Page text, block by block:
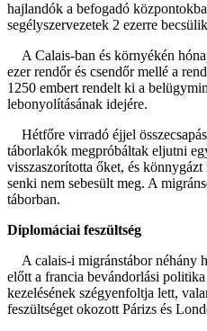
hajlandók a befogadó
segélyszervezetek 2 ezerre
A Calais-ban és környékén
ezer rendőr és csendőr mellé a
1250 embert rendelt ki a
lebonyolításának idejére.
Hétfőre virradó éjjel
táborlakók megpróbáltak eljutni
visszaszorította őket, és
senki nem sebesült meg. A
táborban.
Diplomáciai feszültség
A calais-i migránstábor néhány
előtt a francia bevándorlási
kezelésének szégyenfoltja lett,
feszültséget okozott Párizs és